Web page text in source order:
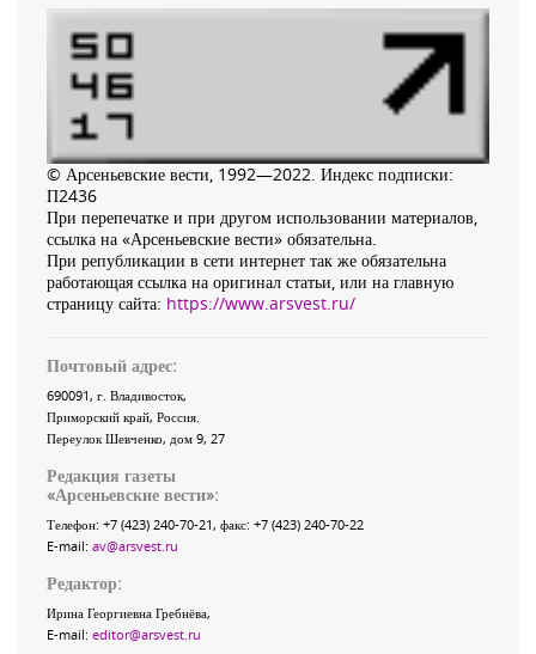
© Арсеньевские вести, 1992—2022. Индекс подписки:
П2436
При перепечатке и при другом использовании материалов,
ссылка на «Арсеньевские вести» обязательна.
При републикации в сети интернет так же обязательна
работающая ссылка на оригинал статьи, или на главную
страницу сайта: https://www.arsvest.ru/
Почтовый адрес:
690091, г. Владивосток,
Приморский край, Россия.
Переулок Шевченко, дом 9, 27
Редакция газеты
«Арсеньевские вести»:
Телефон: +7 (423) 240-70-21, факс: +7 (423) 240-70-22
E-mail: av@arsvest.ru
Редактор:
Ирина Георгиевна Гребнёва,
E-mail: editor@arsvest.ru